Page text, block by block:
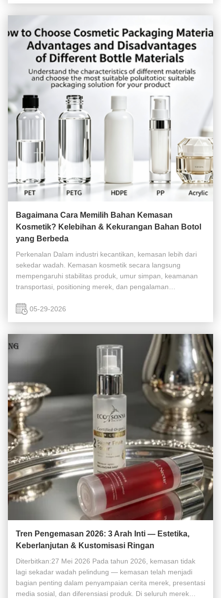
Bagaimana Cara Memilih Bahan Kemasan
Kosmetik? Kelebihan & Kekurangan Bahan Botol
yang Berbeda
Perkenalan Dalam industri kecantikan, kemasan lebih dari
sekedar wadah. Kemasan kosmetik secara langsung
mempengaruhi stabilitas produk, umur simpan, keamanan
transportasi, positioning merek, dan pengalaman
produsen OEM/ODM, dan profesional ...
05-29-2026
Tren Pengemasan 2026: 3 Arah Inti — Estetika,
Keberlanjutan & Kustomisasi Ringan
Diterbitkan:27 Mei 2026 Pada tahun 2026, kemasan tidak
lagi sekadar wadah pelindung — kemasan telah menjadi
bagian penting dalam penyampaian cerita merek, presentasi
media sosial, dan diferensiasi produk. Di seluruh merek